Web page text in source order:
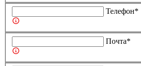
Телефон*
Почта*